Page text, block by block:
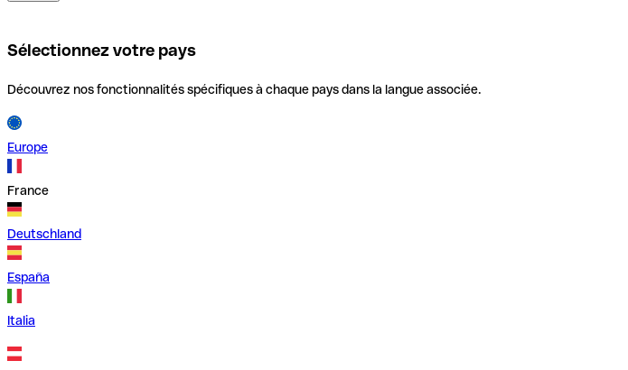
Sélectionnez votre pays
Découvrez nos fonctionnalités spécifiques à chaque pays dans la langue associée.
Europe
France
Deutschland
España
Italia